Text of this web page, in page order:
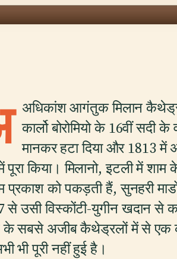
अधिकांश आगंतुक मिलान
कार्लो बोरोमियो के 16वीं सदी
मानकर हटा दिया और 1813 में
किया। मिलानो, इटली में शाम
प्रकाश को पकड़ती हैं, सुनहरी
से उसी विस्कोंटी-युगीन खदान से
के सबसे अजीब कैथेड्रलों में से एक
भी पूरी नहीं हुई है।